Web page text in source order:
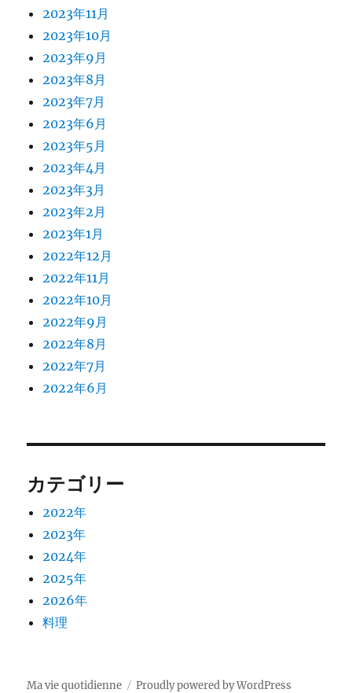
2023年11月
2023年10月
2023年9月
2023年8月
2023年7月
2023年6月
2023年5月
2023年4月
2023年3月
2023年2月
2023年1月
2022年12月
2022年11月
2022年10月
2022年9月
2022年8月
2022年7月
2022年6月
カテゴリー
2022年
2023年
2024年
2025年
2026年
料理
Ma vie quotidienne Proudly powered by WordPress